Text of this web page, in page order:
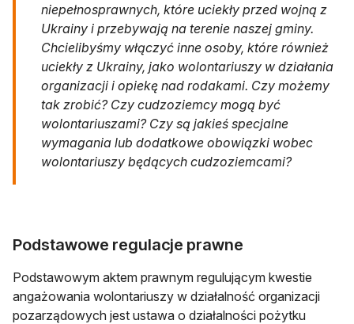
niepełnosprawnych, które uciekły przed wojną z
Ukrainy i przebywają na terenie naszej gminy.
Chcielibyśmy włączyć inne osoby, które również
uciekły z Ukrainy, jako wolontariuszy w działania
organizacji i opiekę nad rodakami. Czy możemy
tak zrobić? Czy cudzoziemcy mogą być
wolontariuszami? Czy są jakieś specjalne
wymagania lub dodatkowe obowiązki wobec
wolontariuszy będących cudzoziemcami?
Podstawowe regulacje prawne
Podstawowym aktem prawnym regulującym kwestie
angażowania wolontariuszy w działalność organizacji
pozarządowych jest ustawa o działalności pożytku